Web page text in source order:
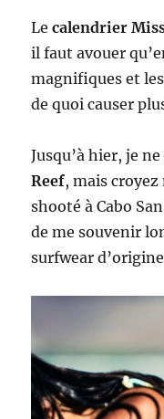
Lecalendrier
il faut avouer
magnifiques et
de quoi causer
Jusqu’à hier, je
Reef, mais croyez
shooté à Cabo
de me souvenir
surfwear